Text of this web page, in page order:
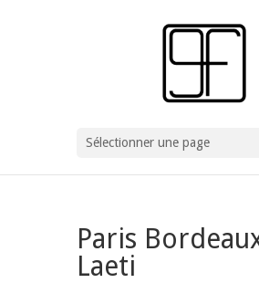
Sélectionner une page
Paris
Laeti